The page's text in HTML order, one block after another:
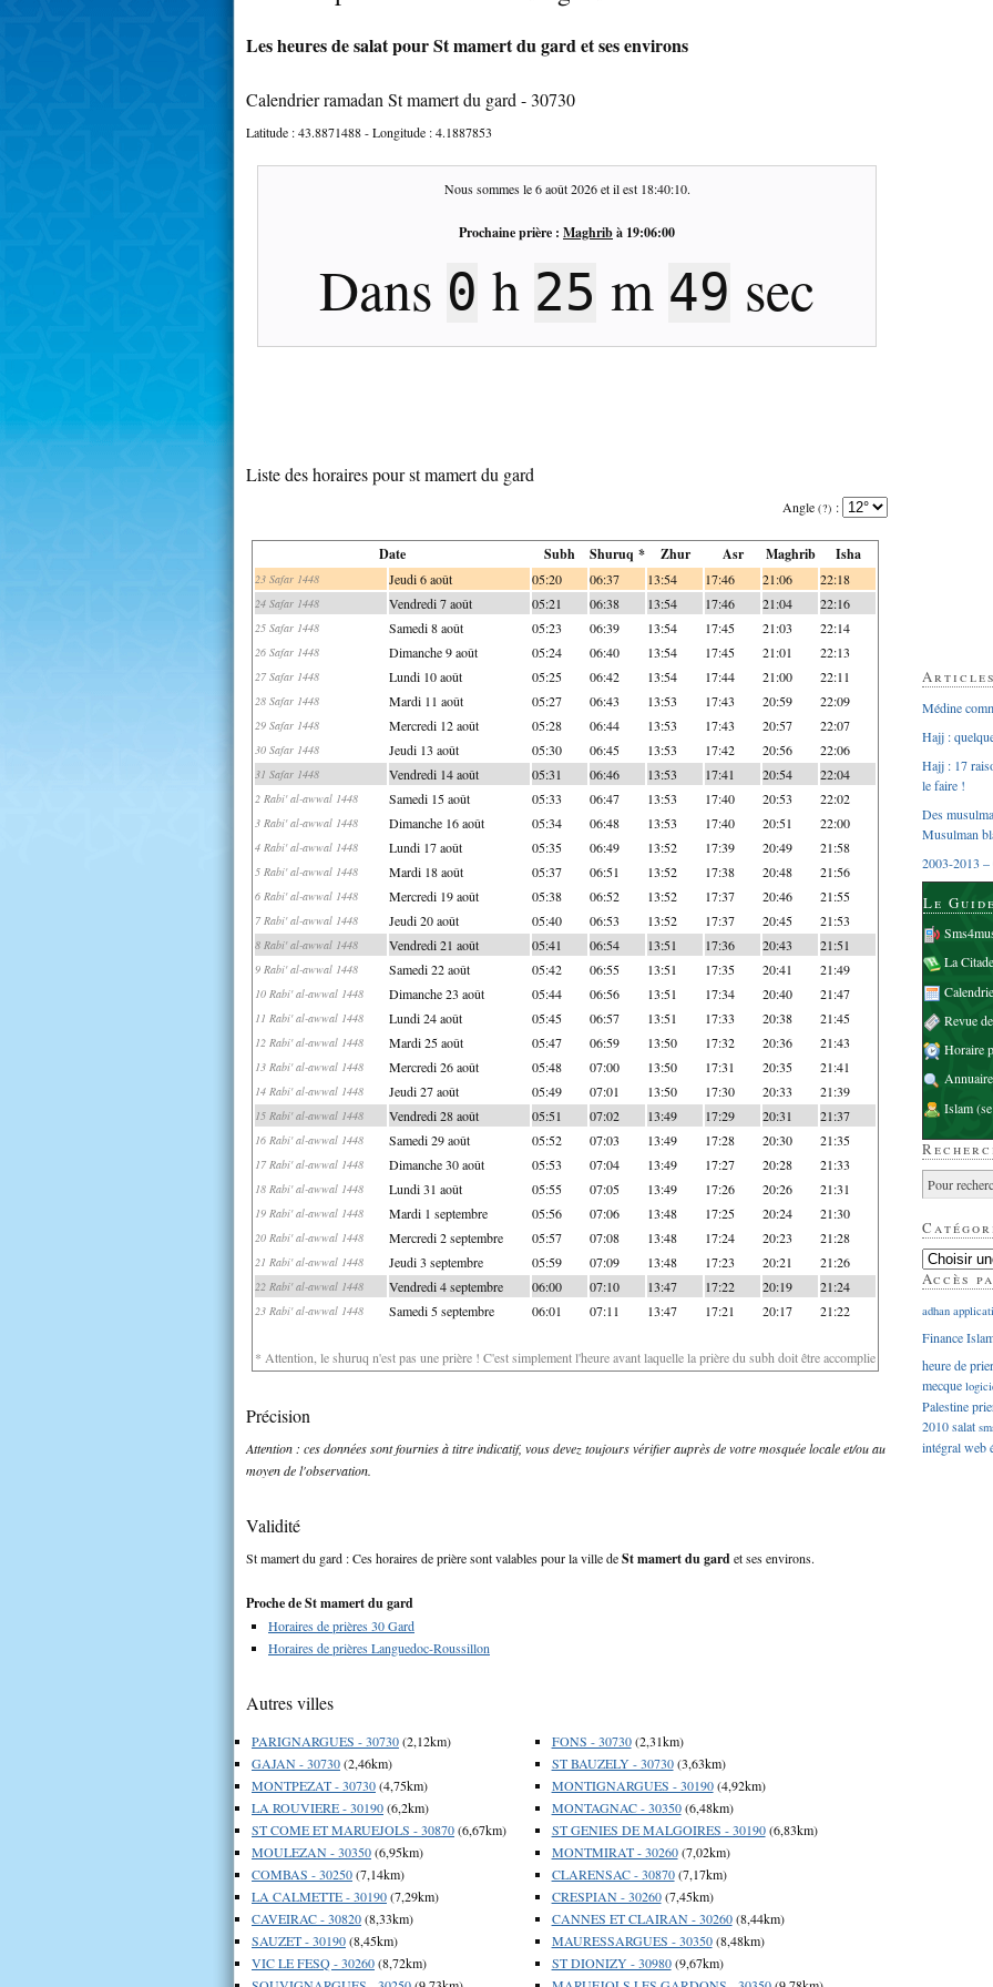
Les heures de salat pour St mamert du gard et ses environs
Calendrier ramadan St mamert du gard - 30730
Latitude :43.8871488- Longitude :4.1887853
Nous sommes le6 août 2026et il est 18:40:11.
Prochaine prière : Maghribà 19:06:00
Dans 0 h 25 m 48 sec
Liste des horaires pour st mamert du gard
Angle (?) :
Date Subh Shuruq * Zhur Asr Maghrib Isha
23 Safar 1448 Jeudi 6 août 05:20 06:37 13:54 17:46 21:06 22:18
24 Safar 1448 Vendredi 7 août 05:21 06:38 13:54 17:46 21:04 22:16
25 Safar 1448 Samedi 8 août 05:23 06:39 13:54 17:45 21:03 22:14
26 Safar 1448 Dimanche 9 août 05:24 06:40 13:54 17:45 21:01 22:13
27 Safar 1448 Lundi 10 août 05:25 06:42 13:54 17:44 21:00 22:11
28 Safar 1448 Mardi 11 août 05:27 06:43 13:53 17:43 20:59 22:09
29 Safar 1448 Mercredi 12 août 05:28 06:44 13:53 17:43 20:57 22:07
30 Safar 1448 Jeudi 13 août 05:30 06:45 13:53 17:42 20:56 22:06
31 Safar 1448 Vendredi 14 août 05:31 06:46 13:53 17:41 20:54 22:04
2 Rabi' al-awwal 1448 Samedi 15 août 05:33 06:47 13:53 17:40 20:53 22:02
3 Rabi' al-awwal 1448 Dimanche 16 août 05:34 06:48 13:53 17:40 20:51 22:00
4 Rabi' al-awwal 1448 Lundi 17 août 05:35 06:49 13:52 17:39 20:49 21:58
5 Rabi' al-awwal 1448 Mardi 18 août 05:37 06:51 13:52 17:38 20:48 21:56
6 Rabi' al-awwal 1448 Mercredi 19 août 05:38 06:52 13:52 17:37 20:46 21:55
7 Rabi' al-awwal 1448 Jeudi 20 août 05:40 06:53 13:52 17:37 20:45 21:53
8 Rabi' al-awwal 1448 Vendredi 21 août 05:41 06:54 13:51 17:36 20:43 21:51
9 Rabi' al-awwal 1448 Samedi 22 août 05:42 06:55 13:51 17:35 20:41 21:49
10 Rabi' al-awwal 1448 Dimanche 23 août 05:44 06:56 13:51 17:34 20:40 21:47
11 Rabi' al-awwal 1448 Lundi 24 août 05:45 06:57 13:51 17:33 20:38 21:45
12 Rabi' al-awwal 1448 Mardi 25 août 05:47 06:59 13:50 17:32 20:36 21:43
13 Rabi' al-awwal 1448 Mercredi 26 août 05:48 07:00 13:50 17:31 20:35 21:41
14 Rabi' al-awwal 1448 Jeudi 27 août 05:49 07:01 13:50 17:30 20:33 21:39
15 Rabi' al-awwal 1448 Vendredi 28 août 05:51 07:02 13:49 17:29 20:31 21:37
16 Rabi' al-awwal 1448 Samedi 29 août 05:52 07:03 13:49 17:28 20:30 21:35
17 Rabi' al-awwal 1448 Dimanche 30 août 05:53 07:04 13:49 17:27 20:28 21:33
18 Rabi' al-awwal 1448 Lundi 31 août 05:55 07:05 13:49 17:26 20:26 21:31
19 Rabi' al-awwal 1448 Mardi 1 septembre 05:56 07:06 13:48 17:25 20:24 21:30
20 Rabi' al-awwal 1448 Mercredi 2 septembre 05:57 07:08 13:48 17:24 20:23 21:28
21 Rabi' al-awwal 1448 Jeudi 3 septembre 05:59 07:09 13:48 17:23 20:21 21:26
22 Rabi' al-awwal 1448 Vendredi 4 septembre 06:00 07:10 13:47 17:22 20:19 21:24
23 Rabi' al-awwal 1448 Samedi 5 septembre 06:01 07:11 13:47 17:21 20:17 21:22
* Attention, le shuruq n'est pas une prière ! C'est simplement l'heure avant laquelle la prière du subh doit être accomplie
Précision
Attention : ces données sont fournies à titre indicatif, vous devez toujours vérifier auprès de votre mosquée locale et/ou au
moyen de l'observation.
Validité
St mamert du gard : Ces horaires de prière sont valables pour la ville deSt mamert du gardet ses environs.
Proche de St mamert du gard
Horaires de prières 30 Gard
Horaires de prières Languedoc-Roussillon
Autres villes
PARIGNARGUES - 30730(2,12km)
GAJAN - 30730(2,46km)
MONTPEZAT - 30730(4,75km)
LA ROUVIERE - 30190(6,2km)
ST COME ET MARUEJOLS - 30870(6,67km)
MOULEZAN - 30350(6,95km)
COMBAS - 30250(7,14km)
LA CALMETTE - 30190(7,29km)
CAVEIRAC - 30820(8,33km)
SAUZET - 30190(8,45km)
VIC LE FESQ - 30260(8,72km)
FONS - 30730(2,31km)
ST BAUZELY - 30730(3,63km)
MONTIGNARGUES - 30190(4,92km)
MONTAGNAC - 30350(6,48km)
ST GENIES DE MALGOIRES - 30190(6,83km)
MONTMIRAT - 30260(7,02km)
CLARENSAC - 30870(7,17km)
CRESPIAN - 30260(7,45km)
CANNES ET CLAIRAN - 30260(8,44km)
MAURESSARGUES - 30350(8,48km)
ST DIONIZY - 30980(9,67km)
Médine
Hajj :
Hajj : 17
le faire !
Des
Musulman
2003-2013 –
Le
La
Revue
Horaire
Islam
Accès
adhan
Finance
heure de
mecque
Palestine
2010salat
intégralweb